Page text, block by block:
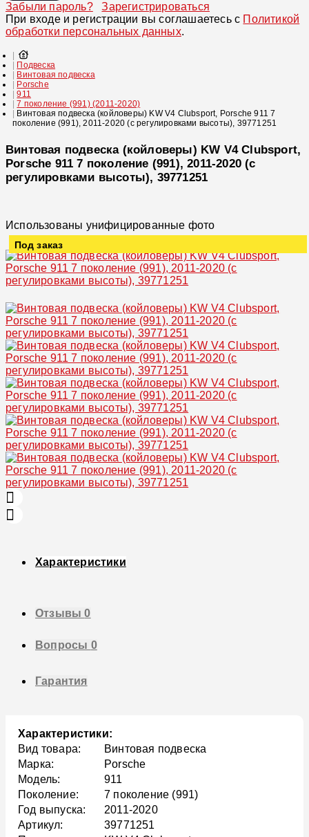
Забыли пароль?
Зарегистрироваться
При входе и регистрации вы соглашаетесь с Политикой
обработки персональных данных.
Подвеска
Винтовая подвеска
Porsche
911
7 поколение (991) (2011-2020)
Винтовая подвеска (койловеры) KW V4 Clubsport, Porsche 911 7
поколение (991), 2011-2020 (с регулировками высоты), 39771251
Винтовая подвеска (койловеры) KW V4 Clubsport,
Porsche 911 7 поколение (991), 2011-2020 (с
регулировками высоты), 39771251
Использованы унифицированные фото
Под заказ
Характеристики
Отзывы0
Вопросы 0
Гарантия
Характеристики:
Вид товара:
Винтовая подвеска
Марка:
Porsche
Модель:
911
Поколение:
7 поколение (991)
Год выпуска:
2011-2020
Артикул:
39771251